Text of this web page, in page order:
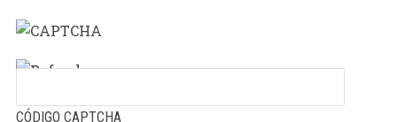
CÓDIGO CAPTCHA